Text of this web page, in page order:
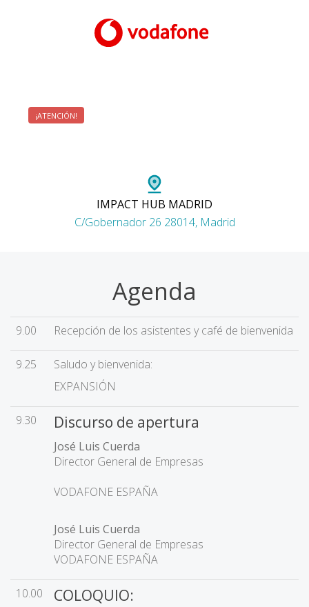
¡ATENCIÓN!
IMPACT HUB MADRID
C/Gobernador 26 28014, Madrid
Agenda
9.00 Recepción de los asistentes y café de bienvenida
9.25
Saludo y bienvenida:
EXPANSIÓN
9.30 Discurso de apertura
José Luis Cuerda
Director General de Empresas
VODAFONE ESPAÑA
José Luis Cuerda
Director General de Empresas
VODAFONE ESPAÑA
10.00 COLOQUIO: